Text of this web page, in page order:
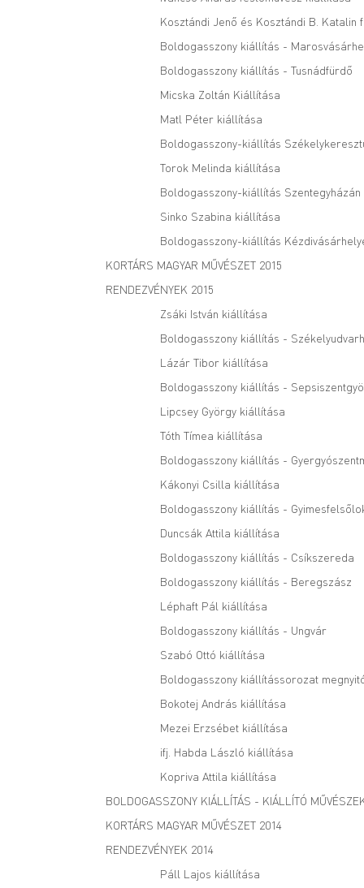
Kosztándi Jenő és Kosztándi B. Katalin
Boldogasszony kiállítás -
Boldogasszony kiállítás - Tusnádfürdő
Micska Zoltán Kiállítása
Matl Péter kiállítása
Boldogasszony-kiállítás
Torok Melinda kiállítása
Boldogasszony-kiállítás Szentegyházán
Sinko Szabina kiállítása
Boldogasszony-kiállítás
KORTÁRS MAGYAR MŰVÉSZET 2015
RENDEZVÉNYEK 2015
Zsáki István kiállítása
Boldogasszony kiállítás -
Lázár Tibor kiállítása
Boldogasszony kiállítás -
Lipcsey György kiállítása
Tóth Tímea kiállítása
Boldogasszony kiállítás -
Kákonyi Csilla kiállítása
Boldogasszony kiállítás -
Duncsák Attila kiállítása
Boldogasszony kiállítás - Csíkszereda
Boldogasszony kiállítás - Beregszász
Léphaft Pál kiállítása
Boldogasszony kiállítás - Ungvár
Szabó Ottó kiállítása
Boldogasszony kiállítássorozat
Bokotej András kiállítása
Mezei Erzsébet kiállítása
ifj. Habda László kiállítása
Kopriva Attila kiállítása
BOLDOGASSZONY KIÁLLÍTÁS - KIÁLLÍTÓ
KORTÁRS MAGYAR MŰVÉSZET 2014
RENDEZVÉNYEK 2014
Páll Lajos kiállítása